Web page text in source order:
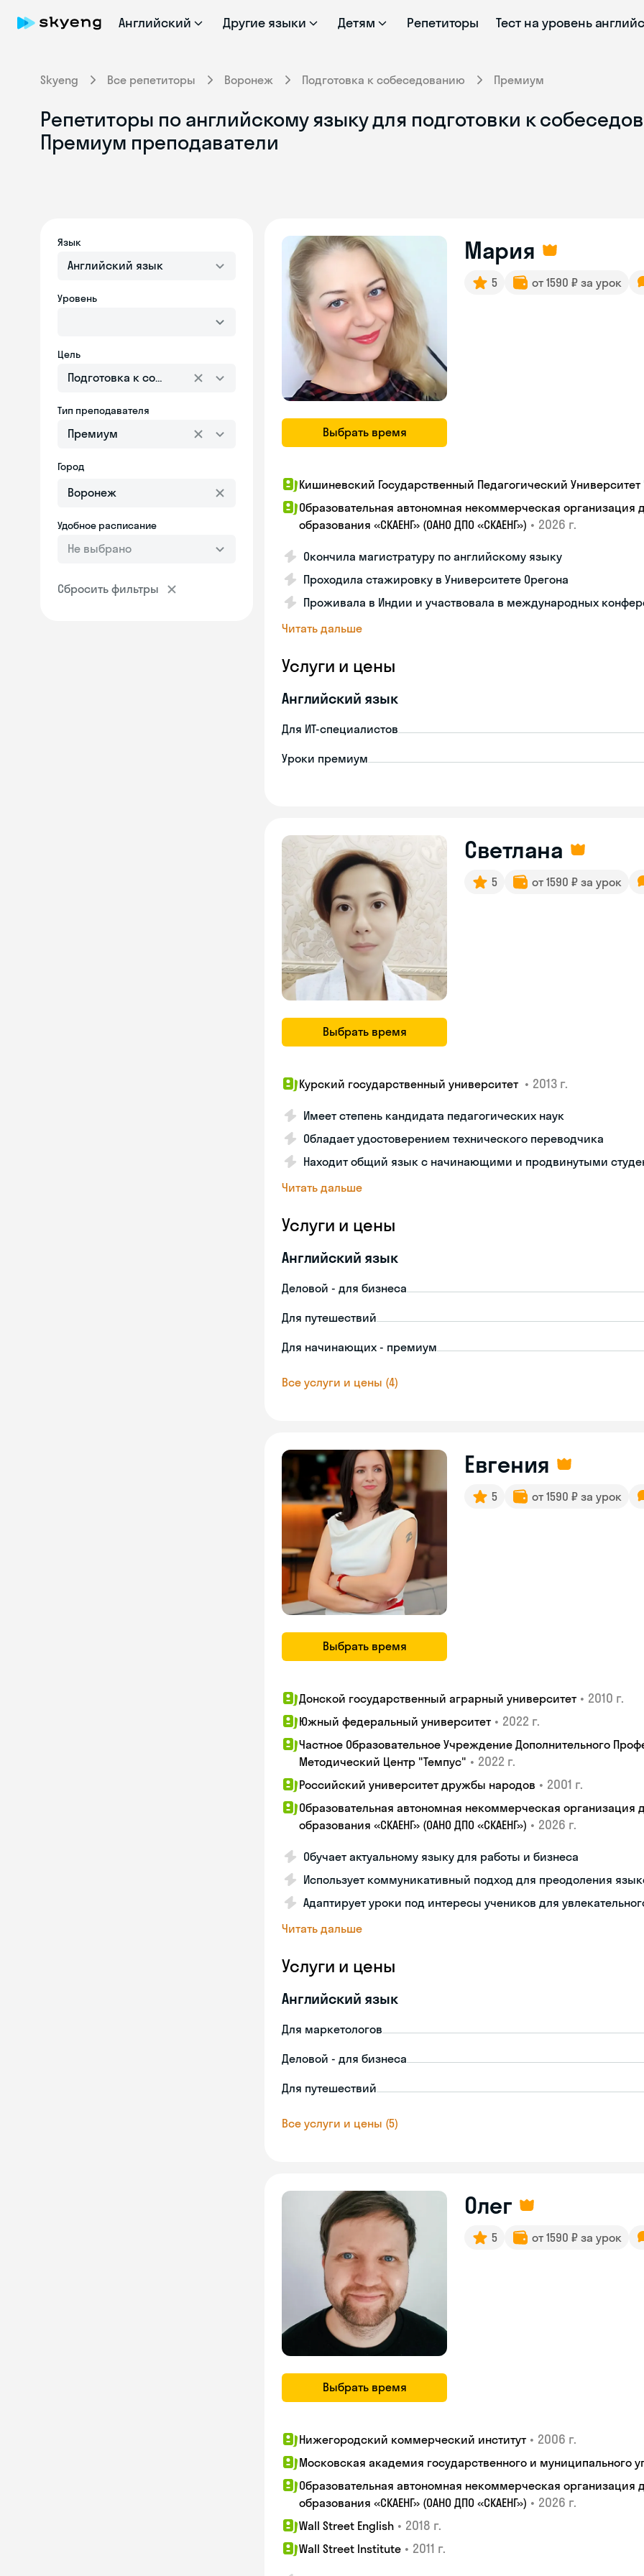
Английский Другие языки Детям Репетиторы Тест на уровень
Skyeng Все репетиторы Воронеж Подготовка к собеседованию Премиум
Репетиторы по английскому языку для подготовки к
Премиум преподаватели
Язык
Английский язык
Уровень
Цель
Подготовка к собеседованию
Тип преподавателя
Премиум
Город
Удобное расписание
Не выбрано
Сбросить фильтры
Выбрать время
Мария
5 от 1590 ₽ за урок
Кишиневский Государственный Педагогический Университет
Образовательная автономная некоммерческая организация
образования «СКАЕНГ» (ОАНО ДПО «СКАЕНГ») • 2026 г.
Окончила магистратуру по английскому языку
Проходила стажировку в Университете Орегона
Проживала в Индии и участвовала в международных
Читать дальше
Услуги и цены
Английский язык
Для ИТ-специалистов
Уроки премиум
Выбрать время
Светлана
5 от 1590 ₽ за урок
Курский государственный университет • 2013 г.
Имеет степень кандидата педагогических наук
Обладает удостоверением технического переводчика
Находит общий язык с начинающими и продвинутыми
Читать дальше
Услуги и цены
Английский язык
Деловой - для бизнеса
Для путешествий
Для начинающих - премиум
Все услуги и цены (4)
Выбрать время
Евгения
5 от 1590 ₽ за урок
Донской государственный аграрный университет • 2010 г.
Южный федеральный университет • 2022 г.
Частное Образовательное Учреждение Дополнительного
Методический Центр "Темпус" • 2022 г.
Российский университет дружбы народов • 2001 г.
Образовательная автономная некоммерческая организация
образования «СКАЕНГ» (ОАНО ДПО «СКАЕНГ») • 2026 г.
Обучает актуальному языку для работы и бизнеса
Использует коммуникативный подход для преодоления
Адаптирует уроки под интересы учеников для
Читать дальше
Услуги и цены
Английский язык
Для маркетологов
Деловой - для бизнеса
Для путешествий
Все услуги и цены (5)
Выбрать время
Олег
5 от 1590 ₽ за урок
Нижегородский коммерческий институт • 2006 г.
Московская академия государственного и муниципального
Образовательная автономная некоммерческая организация
образования «СКАЕНГ» (ОАНО ДПО «СКАЕНГ») • 2026 г.
Wall Street English • 2018 г.
Wall Street Institute • 2011 г.